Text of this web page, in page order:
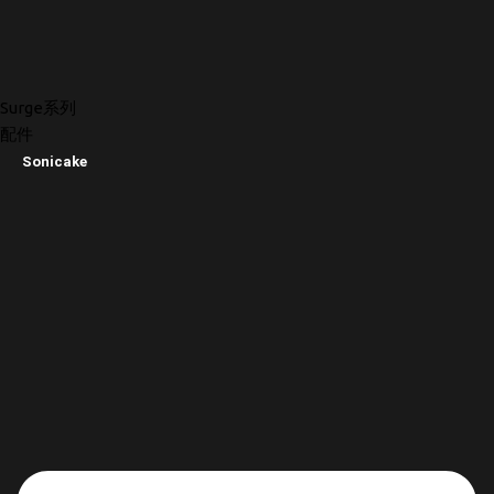
Surge系列
配件
Sonicake